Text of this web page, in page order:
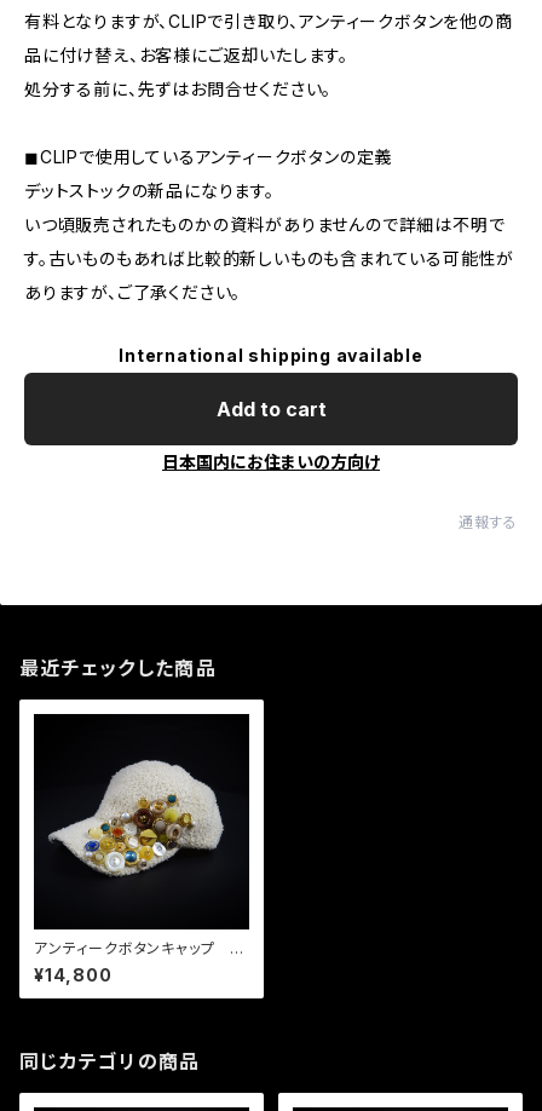
有料となりますが、CLIPで引き取り、アンティークボタンを他の商
品に付け替え、お客様にご返却いたします。
処分する前に、先ずはお問合せください。
◼︎CLIPで使用しているアンティークボタンの定義
デットストックの新品になります。
いつ頃販売されたものかの資料がありませんので詳細は不明で
す。古いものもあれば比較的新しいものも含まれている可能性が
ありますが、ご了承ください。
International shipping available
Add to cart
日本国内にお住まいの方向け
通報する
最近チェックした商品
アンティークボタンキャップ ベ
ージュ02
¥14,800
同じカテゴリの商品